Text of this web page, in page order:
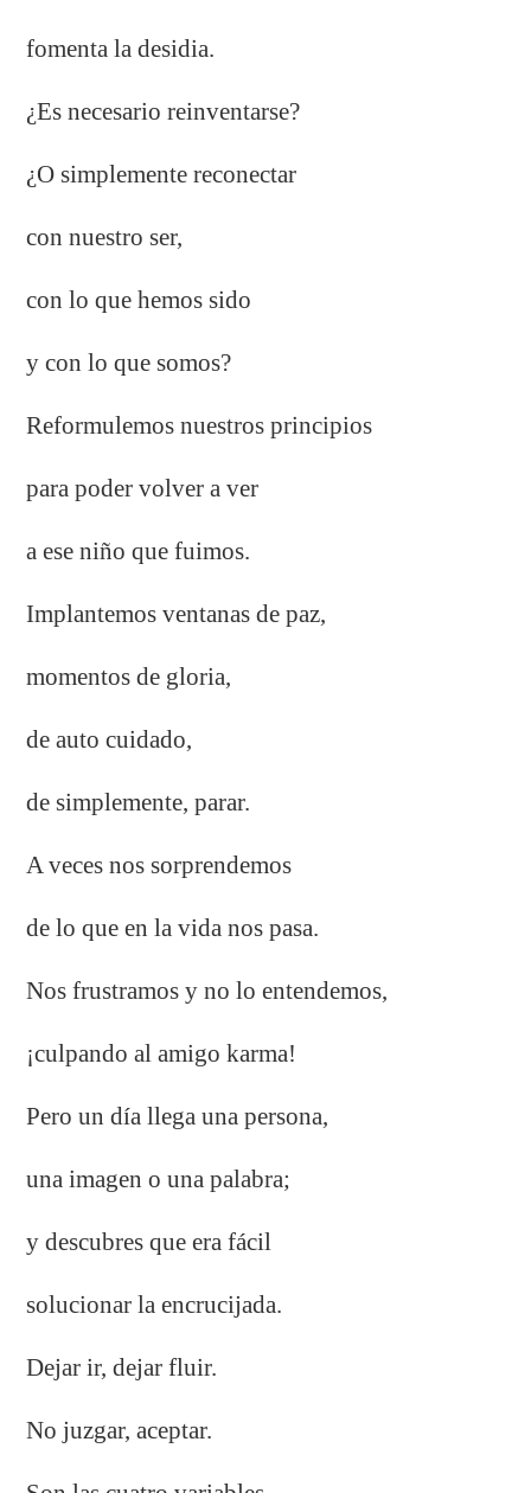
fomenta la desidia.
¿Es necesario reinventarse?
¿O simplemente reconectar
con nuestro ser,
con lo que hemos sido
y con lo que somos?
Reformulemos nuestros principios
para poder volver a ver
a ese niño que fuimos.
Implantemos ventanas de paz,
momentos de gloria,
de auto cuidado,
de simplemente, parar.
A veces nos sorprendemos
de lo que en la vida nos pasa.
Nos frustramos y no lo entendemos,
¡culpando al amigo karma!
Pero un día llega una persona,
una imagen o una palabra;
y descubres que era fácil
solucionar la encrucijada.
Dejar ir, dejar fluir.
No juzgar, aceptar.